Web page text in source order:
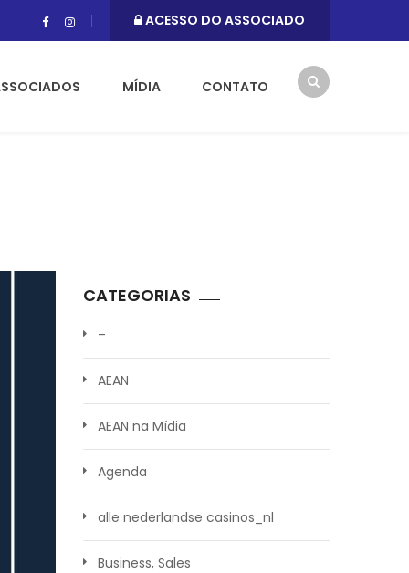
ACESSO DO ASSOCIADO
MÍDIA CONTATO
CATEGORIAS
–
AEAN
AEAN na Mídia
Agenda
alle nederlandse casinos_nl
Business, Sales